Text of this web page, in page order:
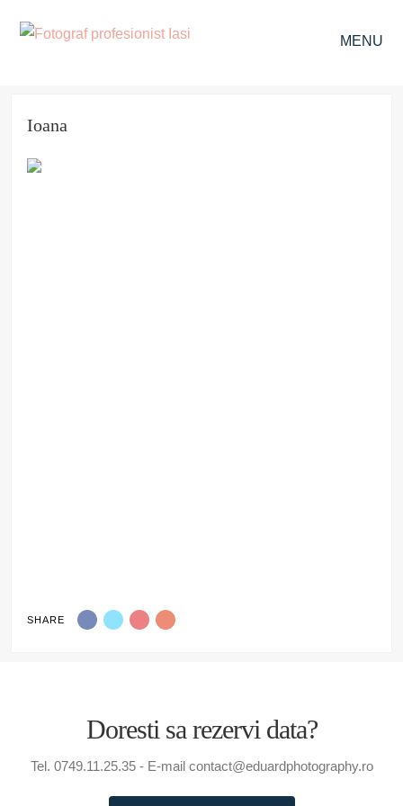
MENU
Ioana
SHARE
Doresti sa rezervi data?
Tel. 0749.11.25.35 - E-mail contact@eduardphotography.ro